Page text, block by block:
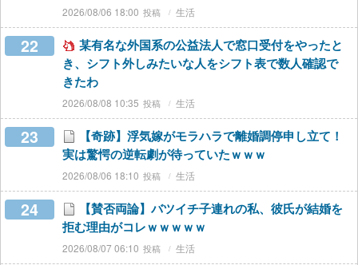
2026/08/06 18:00 生活
22
某有名な外国系の公益法人で窓口受付をやったと
き、シフト外しみたいな人をシフト表で数人確認で
きたわ
2026/08/08 10:35 生活
23
【奇跡】浮気嫁がモラハラで離婚調停申し立て！
実は驚愕の逆転劇が待っていたｗｗｗ
2026/08/06 18:10 生活
24
【賛否両論】バツイチ子連れの私、彼氏が結婚を
拒む理由がコレｗｗｗｗｗ
2026/08/07 06:10 生活